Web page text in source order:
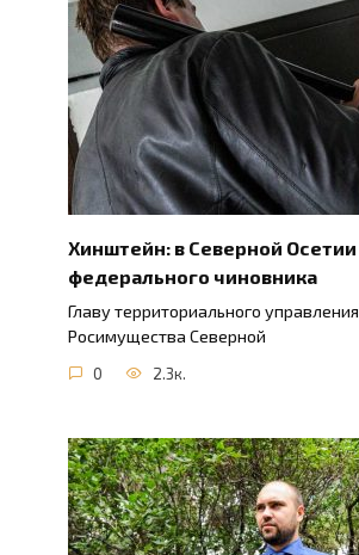
Хинштейн: в Северной Осетии
федерального чиновника
Главу территориального управления
Росимущества Северной
0 2.3к.